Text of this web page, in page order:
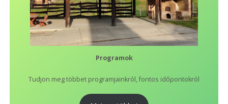
Programok
Tudjon meg többet programjainkról, fontos időpontokról